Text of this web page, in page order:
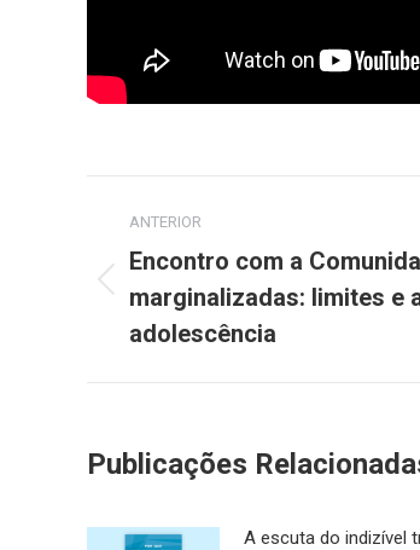
de
post:
ANTERIOR
Post
anterior:
Encontro com a
marginalizadas: limites e
adolescência
Publicações
A escuta do indizível